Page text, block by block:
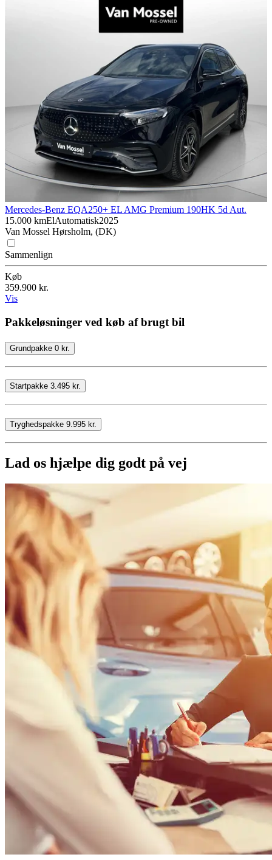
Mercedes-Benz EQA250+ EL AMG Premium 190HK 5d Aut.
15.000 kmElAutomatisk2025
Van Mossel Hørsholm, (DK)
Sammenlign
Køb
359.900 kr.
Vis
Pakkeløsninger ved køb af brugt bil
Grundpakke 0 kr.
Startpakke 3.495 kr.
Tryghedspakke 9.995 kr.
Lad os hjælpe dig godt på vej